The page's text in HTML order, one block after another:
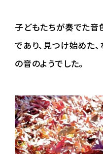
子どもたちが奏でた音
であり、見つけ始めた
の音のようでした。